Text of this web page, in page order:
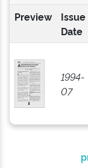
Preview
Issue
Date
1994-
07